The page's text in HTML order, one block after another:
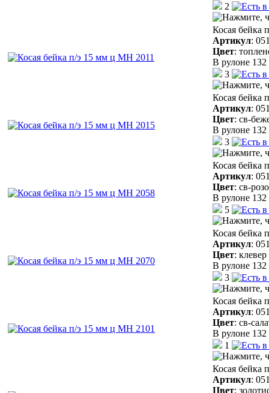
2
Косая бейка
Артикул:
Цвет:
В рулоне
3
Косая бейка
Артикул:
Цвет: св-
В рулоне
3
Косая бейка
Артикул:
Цвет: св-
В рулоне
5
Косая бейка
Артикул:
Цвет: клевер
В рулоне
3
Косая бейка
Артикул:
Цвет: св-
В рулоне
1
Косая бейка
Артикул:
Цвет: